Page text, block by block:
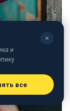
✕
и
все